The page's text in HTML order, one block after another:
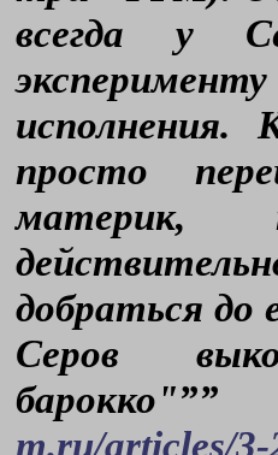
всегда у
просто
материк,
добраться до
Серов
m.ru/articles/